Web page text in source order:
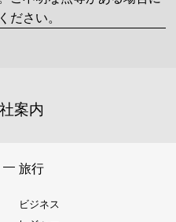
ださい。
案内
旅行
ビジネス